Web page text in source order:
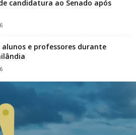
candidatura ao Senado após
e professores durante